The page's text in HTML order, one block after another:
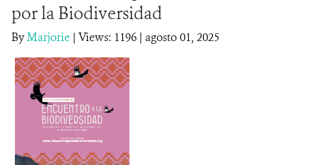
DONA
por la Biodiversidad
ByMarjorie | Views: 1196 | agosto 01, 2025